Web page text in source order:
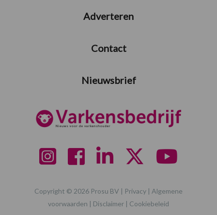
Adverteren
Contact
Nieuwsbrief
Copyright © 2026 Prosu BV | Privacy | Algemene
voorwaarden | Disclaimer | Cookiebeleid